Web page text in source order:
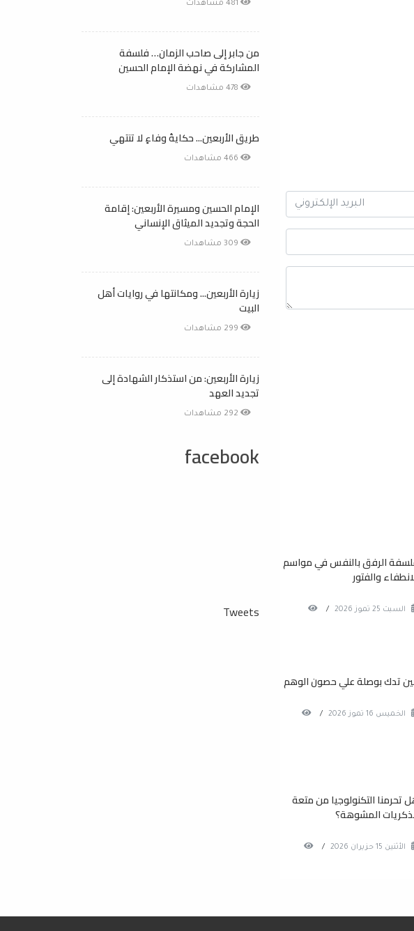
الرفق بالنفس في مواسم
والفتور
السبت 25 تموز 2026 /
تدك بوصلة علي حصون الوهم
الخميس 16 تموز 2026 /
تحرمنا التكنولوجيا من متعة
المشوهة؟
الأثنين 15 حزيران 2026 /
من جابر إلى صاحب الزمان… فلسفة
المشاركة في نهضة الإمام الحسين
طريق الأربعين... حكايةُ وفاءٍ لا تنتهي
الإمام الحسين ومسيرة الأربعين: إقامة
الحجة وتجديد الميثاق الإنساني
زيارة الأربعين... ومكانتها في روايات أهل
البيت
زيارة الأربعين: من استذكار الشهادة إلى
تجديد العهد
facebook
Tweets